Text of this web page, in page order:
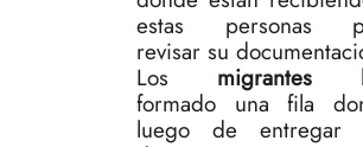
estas personas
revisar su
Los migrantes
formado una fila
luego de entregar